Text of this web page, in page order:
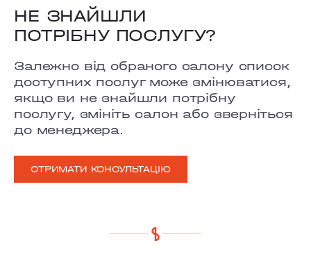
НЕ ЗНАЙШЛИ
ПОТРІБНУ ПОСЛУГУ?
Залежно від обраного салону список
доступних послуг може змінюватися,
якщо ви не знайшли потрібну
послугу, змініть салон або зверніться
до менеджера.
ОТРИМАТИ КОНСУЛЬТАЦІЮ